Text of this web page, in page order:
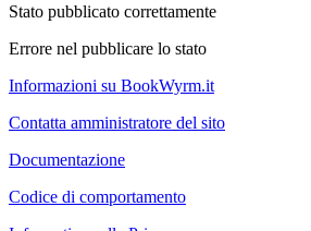
Stato pubblicato correttamente
Errore nel pubblicare lo stato
Informazioni su BookWyrm.it
Contatta amministratore del sito
Documentazione
Codice di comportamento